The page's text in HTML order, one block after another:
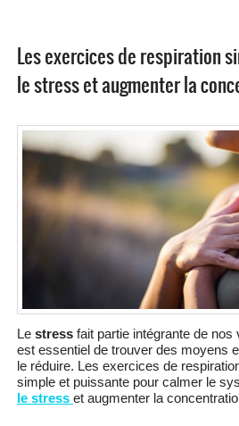
Les exercices de respiration
le stress et augmenter la
Le stressfait partie intégrante de nos
est essentiel de trouver des moyens
le réduire. Les exercices de
simple et puissante pour calmer le
le stress et augmenter la